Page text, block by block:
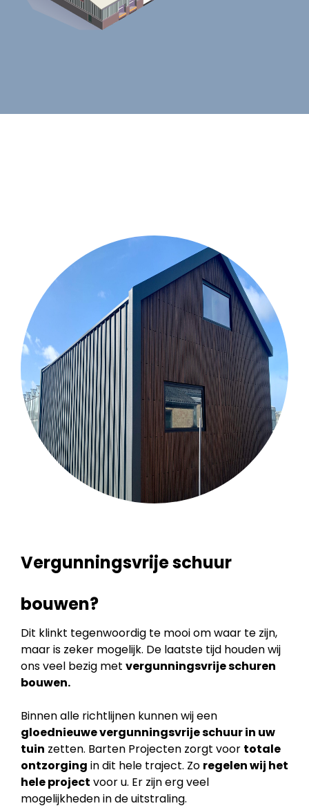
Vergunningsvrije schuur
bouwen?
Dit klinkt tegenwoordig te mooi om waar te zijn,
maar is zeker mogelijk. De laatste tijd houden wij
ons veel bezig met vergunningsvrije schuren
bouwen.
Binnen alle richtlijnen kunnen wij een
gloednieuwe vergunningsvrije schuur in uw
tuin zetten. Barten Projecten zorgt voor totale
ontzorging in dit hele traject. Zo regelen wij het
hele project voor u. Er zijn erg veel
mogelijkheden in de uitstraling.